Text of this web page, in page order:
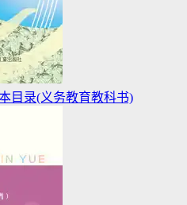
目录(义务教育教科书)